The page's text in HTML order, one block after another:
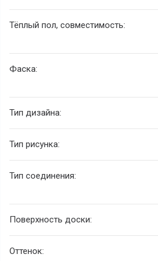
Тёплый пол, совместимость:
Фаска:
Тип дизайна:
Тип рисунка:
Тип соединения:
Поверхность доски:
Оттенок: